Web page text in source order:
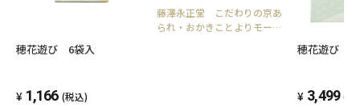
穂花遊び 6袋入
1,166 (税込)
藤澤永正堂 こだわりの京あ
られ・おかきことよりモール
穂花遊び
3,499 (税